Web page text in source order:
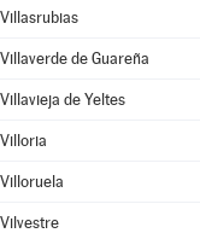
Villasrubias
Villaverde de Guareña
Villavieja de Yeltes
Villoria
Villoruela
Vilvestre